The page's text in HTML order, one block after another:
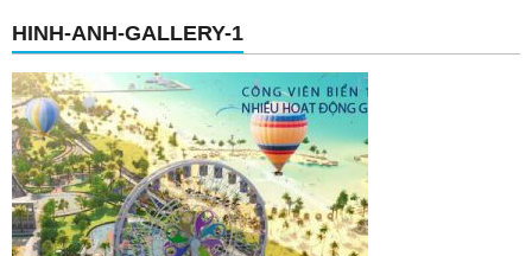
HINH-ANH-GALLERY-1